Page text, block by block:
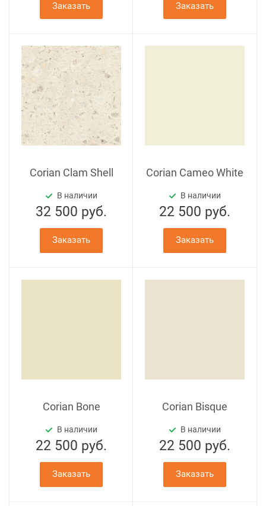
Заказать Заказать
Corian Clam Shell
В наличии
32 500 руб.
Заказать
Corian Cameo White
В наличии
22 500 руб.
Заказать
Corian Bone
В наличии
22 500 руб.
Заказать
Corian Bisque
В наличии
22 500 руб.
Заказать